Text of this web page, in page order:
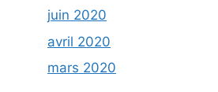
juin 2020
avril 2020
mars 2020